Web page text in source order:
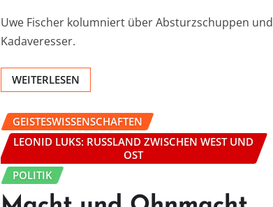
Uwe Fischer kolumniert über Absturzschuppen und
Kadaveresser.
WEITERLESEN
GEISTESWISSENSCHAFTEN
LEONID LUKS: RUSSLAND ZWISCHEN WEST UND
OST
POLITIK